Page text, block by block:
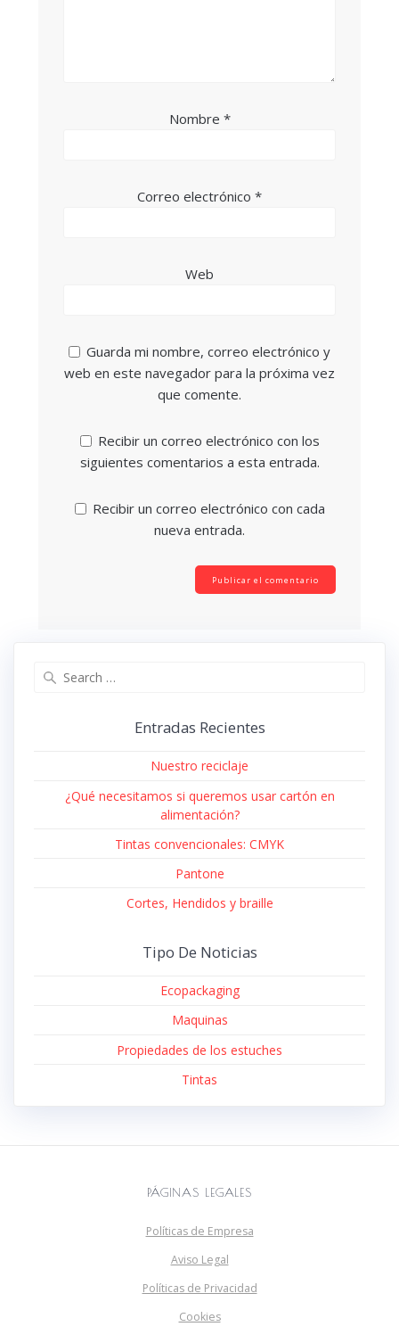
Nombre *
Correo electrónico *
Web
Guarda mi nombre, correo electrónico y
web en este navegador para la próxima vez
que comente.
Recibir un correo electrónico con los
siguientes comentarios a esta entrada.
Recibir un correo electrónico con cada
nueva entrada.
Entradas Recientes
Nuestro reciclaje
¿Qué necesitamos si queremos usar cartón en
alimentación?
Tintas convencionales: CMYK
Pantone
Cortes, Hendidos y braille
Tipo De Noticias
Ecopackaging
Maquinas
Propiedades de los estuches
Tintas
PÁGINAS LEGALES
Políticas de Empresa
Aviso Legal
Políticas de Privacidad
Cookies